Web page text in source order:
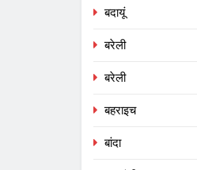
बदायूं
बरेली
बरेली
बहराइच
बांदा